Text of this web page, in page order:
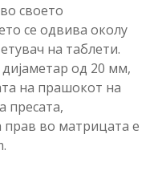
своето
се одвива околу
на таблети.
од 20 мм,
на прашокот на
пресата,
во матрицата е